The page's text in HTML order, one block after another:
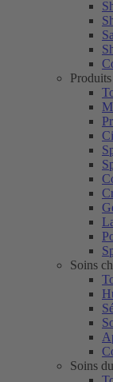
Soins
Soins